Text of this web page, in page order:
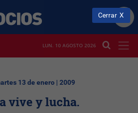
LUN. 10 AGOSTO 2026
13 de enero | 2009
vive y lucha.
Cerrar